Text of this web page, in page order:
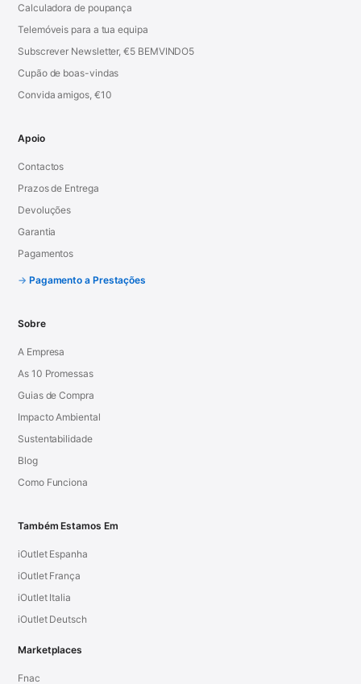
Calculadora de poupança
Telemóveis para a tua equipa
Subscrever Newsletter, €5 BEMVINDO5
Cupão de boas-vindas
Convida amigos, €10
Apoio
Contactos
Prazos de Entrega
Devoluções
Garantia
Pagamentos
Pagamento a Prestações
Sobre
A Empresa
As 10 Promessas
Guias de Compra
Impacto Ambiental
Sustentabilidade
Blog
Como Funciona
Também Estamos Em
iOutlet Espanha
iOutlet França
iOutlet Italia
iOutlet Deutsch
Marketplaces
Fnac